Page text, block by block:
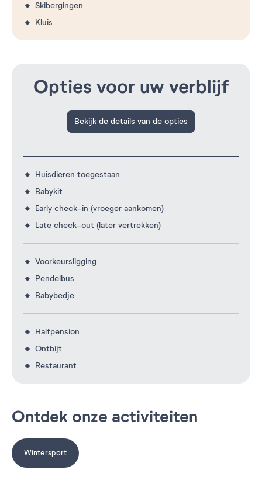
Skibergingen
Kluis
Opties voor uw verblijf
Bekijk de details van de opties
Huisdieren toegestaan
Babykit
Early check-in (vroeger aankomen)
Late check-out (later vertrekken)
Voorkeursligging
Pendelbus
Babybedje
Halfpension
Ontbijt
Restaurant
Ontdek onze activiteiten
Wintersport